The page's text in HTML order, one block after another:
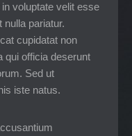
voluptate velit esse
nulla pariatur.
cupidatat non
qui officia deserunt
Sed ut
iste natus.